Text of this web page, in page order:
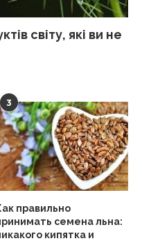
світу, які ви не
3
правильно
семена льна:
кипятка и